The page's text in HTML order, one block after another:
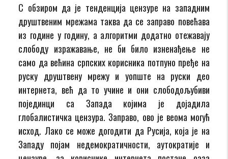
С обзиром да је тенденција цензуре на западним
друштвеним мрежама таква да се заправо повећава
из године у годину, а алгоритми додатно отежавају
слободу изражавање, не би било изненађење не
само да већина српских корисника потпуно пређе на
руску друштвену мрежу и уопште на руски део
интернета, већ да то учине и они слободољубиви
појединци са Запада којима је дојадила
глобалистичка цензура. Заправо, ово је веома могућ
исход. Лако се може догодити да Русија, која је на
Западу појам недемократичности, аутократије и